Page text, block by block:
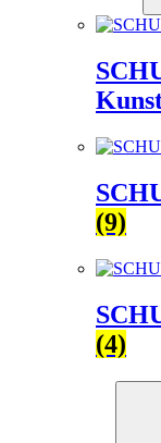
(9)
(4)